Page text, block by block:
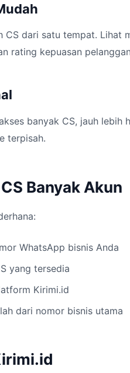
CS dari satu tempat. Lihat
rating kepuasan
banyak CS, jauh lebih
terpisah.
Banyak Akun
WhatsApp bisnis Anda
yang tersedia
Kirimi.id
dari nomor bisnis utama